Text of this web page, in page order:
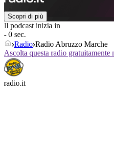
Scopri di più
Il podcast inizia in
- 0 sec.
Radio Radio Abruzzo Marche
Ascolta questa radio gratuitamente
radio.it